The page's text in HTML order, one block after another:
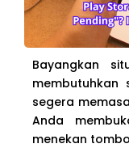
Bayangkan
membutuhkan
segera
Anda
menekan